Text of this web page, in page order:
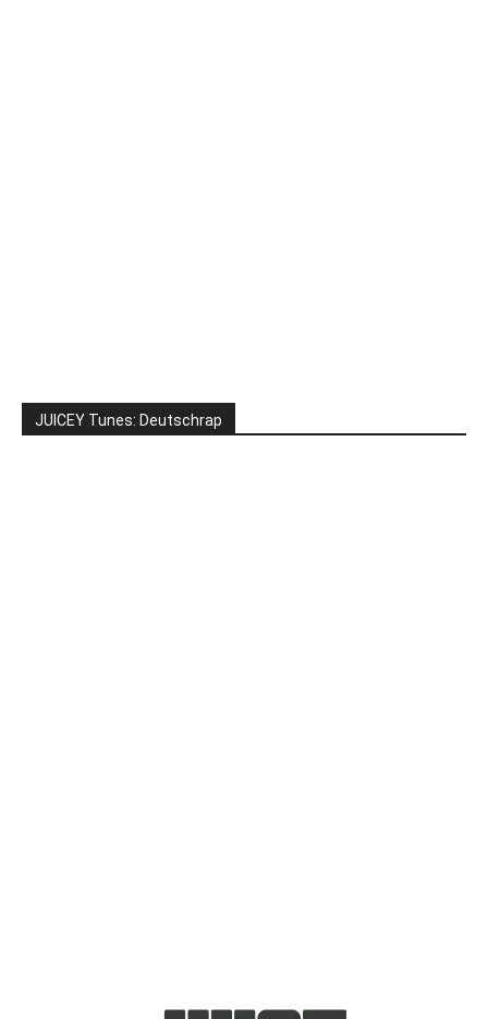
JUICEY Tunes: Deutschrap